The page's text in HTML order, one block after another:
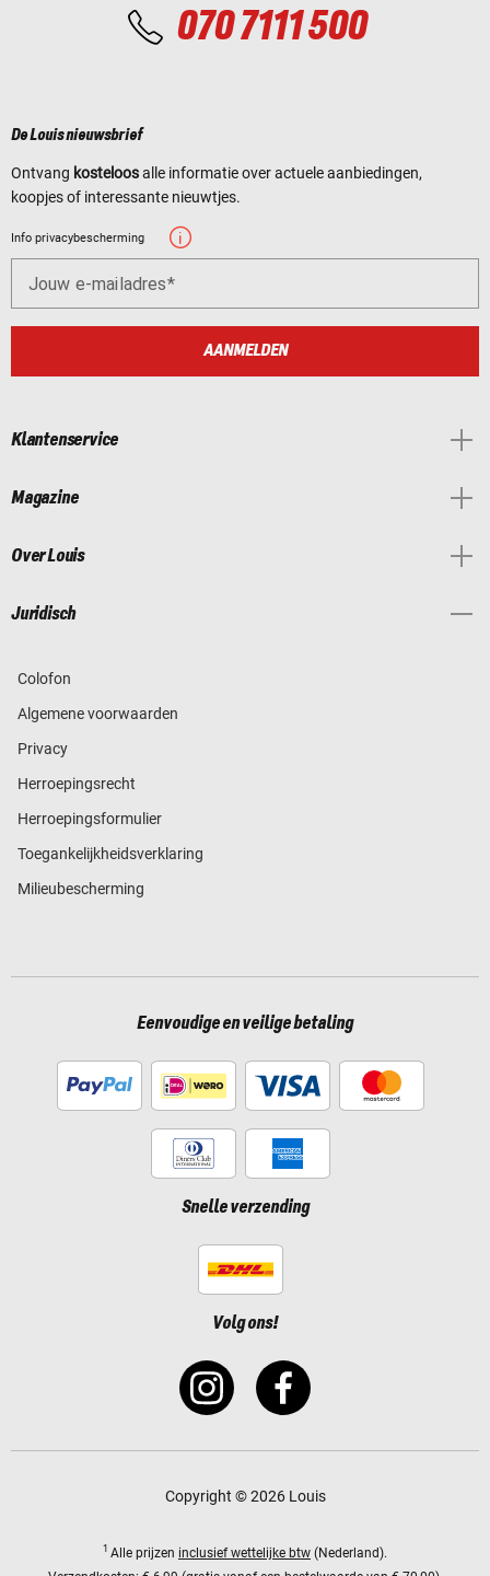
070 7111 500
De Louis nieuwsbrief
Ontvang kosteloosalle informatie over actuele aanbiedingen,
koopjes of interessante nieuwtjes.
Info privacybescherming
Jouw e-mailadres
AANMELDEN
Klantenservice
Magazine
Over Louis
Juridisch
Colofon
Algemene voorwaarden
Privacy
Herroepingsrecht
Herroepingsformulier
Toegankelijkheidsverklaring
Milieubescherming
Eenvoudige en veilige betaling
Snelle verzending
Volg ons!
Copyright © 2026 Louis
1 Alle prijzen inclusief wettelijke btw (Nederland).